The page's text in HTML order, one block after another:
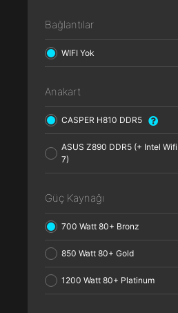
Bağlantılar
WIFI Yok
Anakart
CASPER H810 DDR5
ASUS Z890 DDR5 (+ Intel Wifi
7)
Güç Kaynağı
700 Watt 80+ Bronz
850 Watt 80+ Gold
1200 Watt 80+ Platinum